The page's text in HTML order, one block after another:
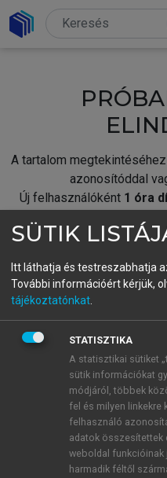
A tartalom
azonosítóddal
Új felhasználóként 1 óra
fiókoddal,vagy
A regisztráció után a
BELÉPÉS SAJÁT
ÚJ FIÓK
1 óra díjmentes
E-MAIL-CÍM
SÜTIK
Itt láthatja és testreszabhatja
További információért kérjük,
tájékoztatónkat
STATISZTIKA
A statisztikai sütiket
sütik információkat
módjáról, többek
fel és milyen linkekre
felhasználó
adatok összesítettek
weboldal funkcióinak
harmadik féltől